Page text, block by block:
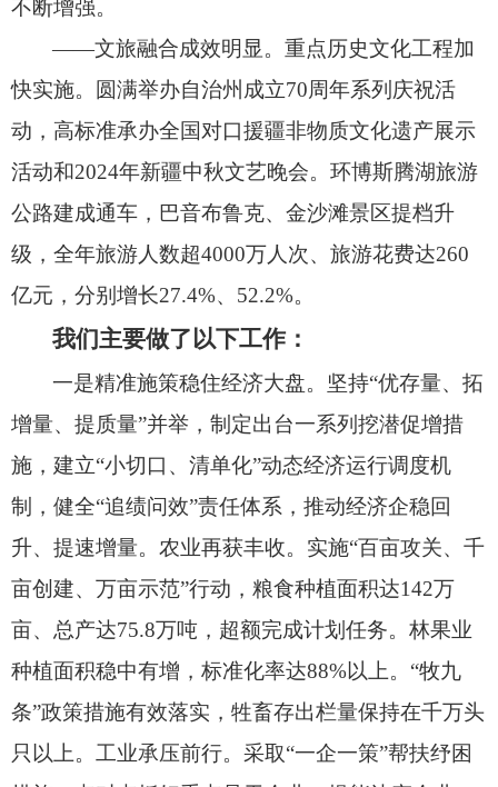
不断增强。
——文旅融合成效明显。重点历史文化工程加
快实施。
圆满举办自治州成立70周年系列庆祝活
动， 高标准承办全国对口援疆非物质文化遗产展示
活动和2024年新疆中秋文艺晚会。 环博斯腾湖旅游
公路建成通车， 巴音布鲁克、 金沙滩景区提档升
级， 全年旅游人数超4000万人次、 旅游花费达260
亿元， 分别增长27.4%、 52.2%。
我们主要做了以下工作：
一是精准施策稳住经济大盘。 坚持“优存量、拓
增量、 提质量”并举， 制定出台一系列挖潜促增措
施， 建立“小切口、 清单化”动态经济运行调度机
制， 健全“追绩问效”责任体系， 推动经济企稳回
升、 提速增量。 农业再获丰收。 实施“百亩攻关、 千
亩创建、 万亩示范”行动， 粮食种植面积达142万
亩、 总产达75.8万吨， 超额完成计划任务。 林果业
种植面积稳中有增， 标准化率达88%以上。 “牧九
条”政策措施有效落实， 牲畜存出栏量保持在千万头
只以上。 工业承压前行。 采取“一企一策”帮扶纾困